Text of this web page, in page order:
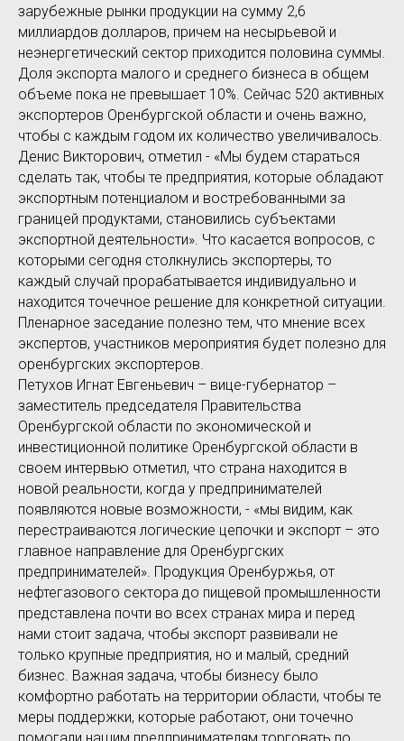
зарубежные рынки продукции на сумму 2,6
миллиардов долларов, причем на несырьевой и
неэнергетический сектор приходится половина суммы.
Доля экспорта малого и среднего бизнеса в общем
объеме пока не превышает 10%. Сейчас 520 активных
экспортеров Оренбургской области и очень важно,
чтобы с каждым годом их количество увеличивалось.
Денис Викторович, отметил - «Мы будем стараться
сделать так, чтобы те предприятия, которые обладают
экспортным потенциалом и востребованными за
границей продуктами, становились субъектами
экспортной деятельности». Что касается вопросов, с
которыми сегодня столкнулись экспортеры, то
каждый случай прорабатывается индивидуально и
находится точечное решение для конкретной ситуации.
Пленарное заседание полезно тем, что мнение всех
экспертов, участников мероприятия будет полезно для
оренбургских экспортеров.
Петухов Игнат Евгеньевич – вице-губернатор –
заместитель председателя Правительства
Оренбургской области по экономической и
инвестиционной политике Оренбургской области в
своем интервью отметил, что страна находится в
новой реальности, когда у предпринимателей
появляются новые возможности, - «мы видим, как
перестраиваются логические цепочки и экспорт – это
главное направление для Оренбургских
предпринимателей». Продукция Оренбуржья, от
нефтегазового сектора до пищевой промышленности
представлена почти во всех странах мира и перед
нами стоит задача, чтобы экспорт развивали не
только крупные предприятия, но и малый, средний
бизнес. Важная задача, чтобы бизнесу было
комфортно работать на территории области, чтобы те
меры поддержки, которые работают, они точечно